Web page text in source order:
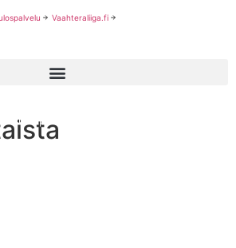
Vaahteraliiga.fi
lippupallon MM-kisoihin valittu